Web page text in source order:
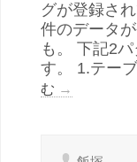
グが登録さ
件のデータ
も。 下記2
す。 1.テー
む →